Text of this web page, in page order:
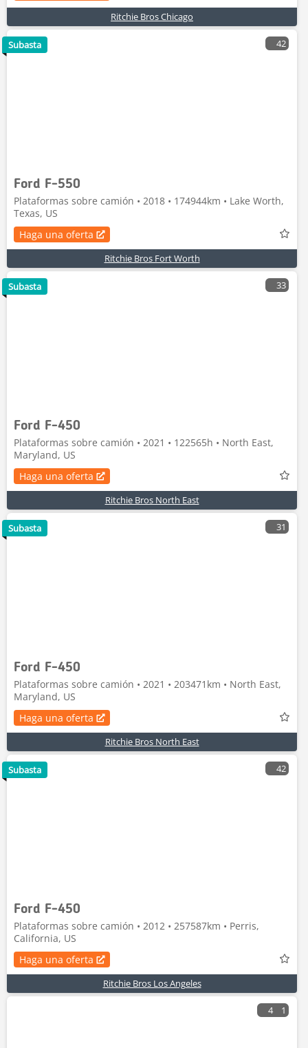
Ritchie Bros Chicago
42
Ford F-550
Plataformas sobre camión • 2018 • 174944km • Lake Worth,
Texas, US
Haga una oferta
Ritchie Bros Fort Worth
Subasta
33
Ford F-450
Plataformas sobre camión • 2021 • 122565h • North East,
Maryland, US
Haga una oferta
Ritchie Bros North East
Subasta
31
Ford F-450
Plataformas sobre camión • 2021 • 203471km • North East,
Maryland, US
Haga una oferta
Ritchie Bros North East
Subasta
42
Ford F-450
Plataformas sobre camión • 2012 • 257587km • Perris,
California, US
Haga una oferta
Ritchie Bros Los Angeles
Subasta
4 1